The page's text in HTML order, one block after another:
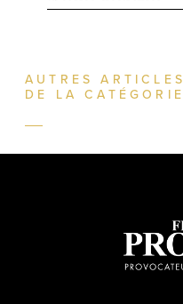
AUTRES ARTICLES
DE LA CATÉGORIE